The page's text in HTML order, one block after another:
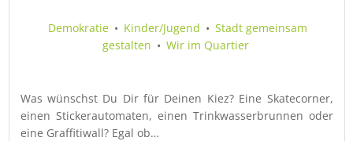
Demokratie • Kinder/Jugend • Stadt gemeinsam
gestalten • Wir im Quartier
Was wünschst Du Dir für Deinen Kiez? Eine Skatecorner,
einen Stickerautomaten, einen Trinkwasserbrunnen oder
eine Graffitiwall? Egal ob…